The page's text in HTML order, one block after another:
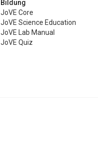
Bildung
JoVE Core
JoVE Science Education
JoVE Lab Manual
JoVE Quiz